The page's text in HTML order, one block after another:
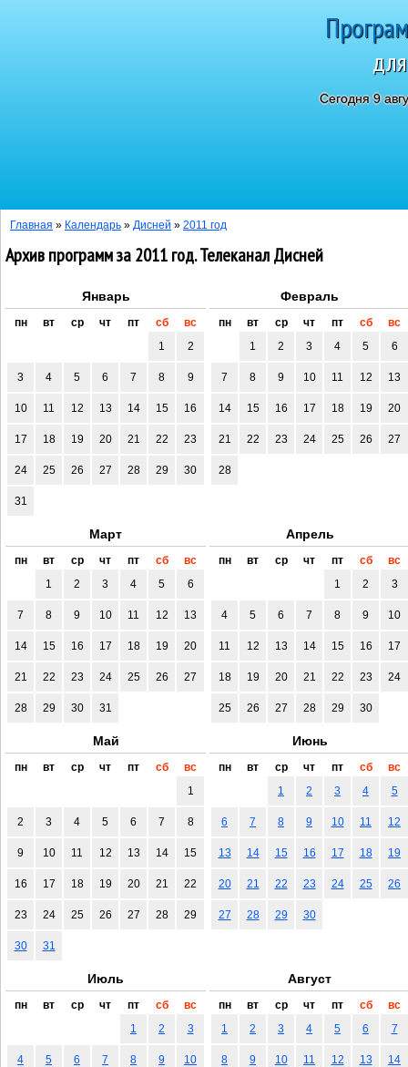
Сегодня 9
Главная » Календарь » Дисней » 2011 год
Архив программ за 2011 год. Телеканал Дисней
Январь
пн вт ср чт пт сб
вс
1
2
3 4 5 6 7 8 9
10 11 12 13 14 15 16
17 18 19 20 21 22 23
24 25 26 27 28 29 30
31
Февраль
пн вт ср чт пт сб
вс
1
2 3 4 5 6
7 8 9 10 11 12 13
14 15 16 17 18 19 20
21 22 23 24 25 26 27
28
Март
пн вт ср чт пт сб
вс
1
2 3 4 5 6
7 8 9 10 11 12 13
14 15 16 17 18 19 20
21 22 23 24 25 26 27
28 29 30 31
Апрель
пн вт ср чт пт сб
вс
1
2 3
4 5 6 7 8 9 10
11 12 13 14 15 16 17
18 19 20 21 22 23 24
25 26 27 28 29 30
Май
пн вт ср чт пт сб
вс
1
2 3 4 5 6 7 8
9 10 11 12 13 14 15
16 17 18 19 20 21 22
23 24 25 26 27 28 29
30 31
Июнь
пн вт ср чт пт сб
вс
1
2 3 4 5
6 7 8 9 10 11 12
13 14 15 16 17 18 19
20 21 22 23 24 25 26
27 28 29 30
Июль
пн вт ср чт пт сб
вс
1
2 3
4 5 6 7 8 9 10
Август
пн вт ср чт пт сб
вс
1
2 3 4 5 6 7
8 9 10 11 12 13 14